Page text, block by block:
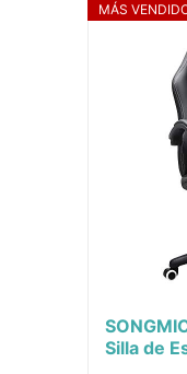
MÁS
Silla de